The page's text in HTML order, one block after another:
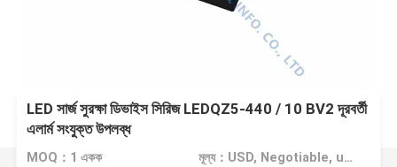
LED সার্জ সুরক্ষা ডিভাইস সিরিজ LEDQZ5-440 / 10 BV2 দূরবর্তী
এলার্ম সংযুক্ত উপলব্ধ
MOQ：1 একক মূল্য：USD, Negotiable, unit